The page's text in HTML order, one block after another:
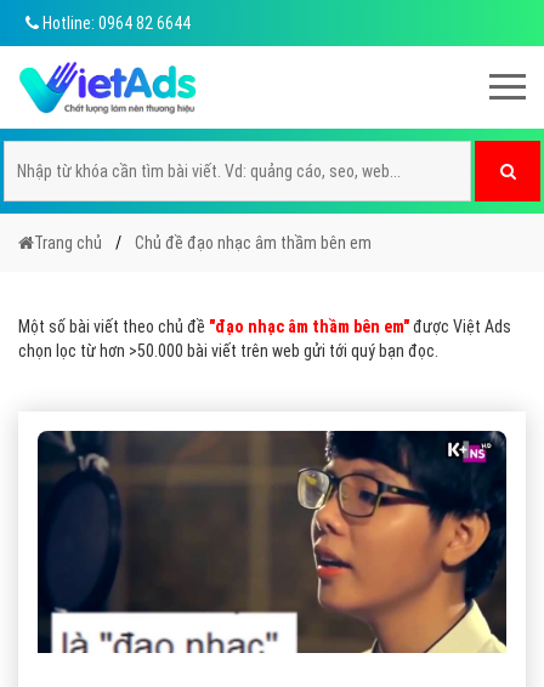
Hotline: 0964 82 6644
Trang chủ Chủ đề đạo nhạc âm thầm bên em
Một số bài viết theo chủ đề "đạo nhạc âm thầm bên em"được Việt Ads
chọn lọc từ hơn >50.000 bài viết trên web gửi tới quý bạn đọc.